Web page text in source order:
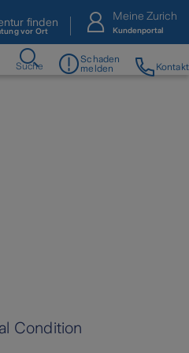
finden
vor Ort
Meine Zurich
Kundenportal
Suche
Schaden
melden
Kontakt
Condition